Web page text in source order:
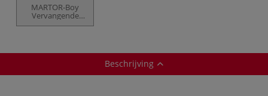
MARTOR-Boy
Vervangende
Messen afgerond
Beschrijving